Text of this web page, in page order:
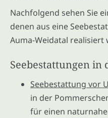
Nachfolgend sehen Sie
denen aus eine
Auma-Weidatal realisiert
Seebestattungen in
Seebestattung vor
in der
für einen